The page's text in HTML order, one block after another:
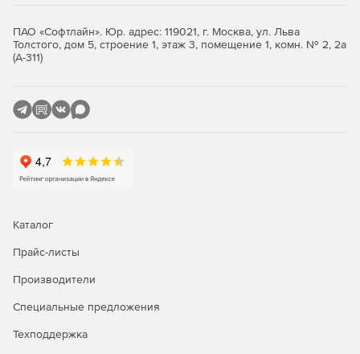
Intel Treading Building Blocks for Linux: IA32 (Intel Core™
ПАО «Софтлайн». Юр. адрес: 119021, г. Москва, ул. Льва
Толстого, дом 5, строение 1, этаж 3, помещение 1, комн. № 2, 2а
(А-311)
Каталог
Прайс-листы
Производители
Специальные предложения
Техподдержка